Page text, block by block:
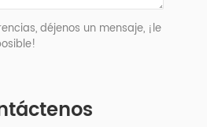
déjenos un mensaje, ¡le